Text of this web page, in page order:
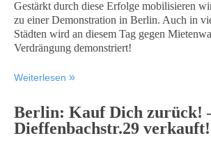
Gestärkt durch diese Erfolge mobilisieren
zu einer Demonstration in Berlin. Auch in
Städten wird an diesem Tag gegen
Verdrängung demonstriert!
Weiterlesen
Berlin: Kauf Dich
Dieffenbachstr.29 verkauft!